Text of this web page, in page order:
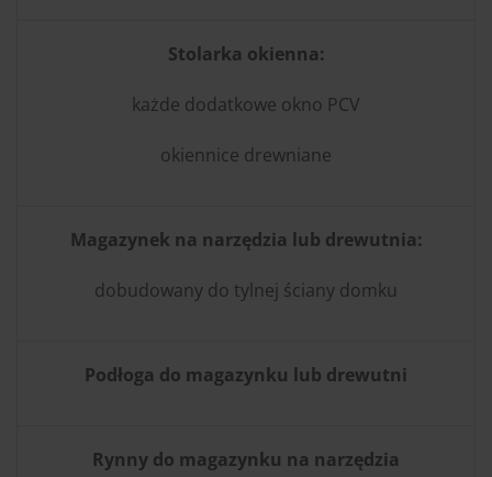
Stolarka okienna:
każde dodatkowe okno PCV
okiennice drewniane
Magazynek na narzędzia lub drewutnia:
dobudowany do tylnej ściany domku
Podłoga do magazynku lub drewutni
Rynny do magazynku na narzędzia